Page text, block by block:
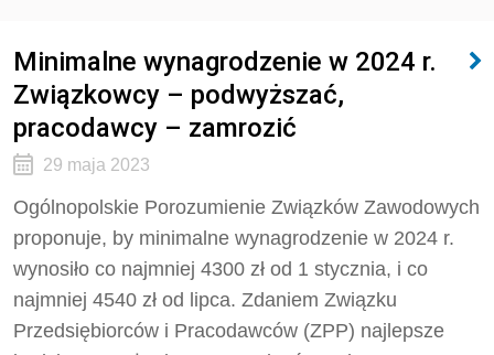
Minimalne wynagrodzenie w 2024 r.
Związkowcy – podwyższać,
pracodawcy – zamrozić
29 maja 2023
Ogólnopolskie Porozumienie Związków Zawodowych
proponuje, by minimalne wynagrodzenie w 2024 r.
wynosiło co najmniej 4300 zł od 1 stycznia, i co
najmniej 4540 zł od lipca. Zdaniem Związku
Przedsiębiorców i Pracodawców (ZPP) najlepsze